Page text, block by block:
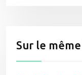
Sur le